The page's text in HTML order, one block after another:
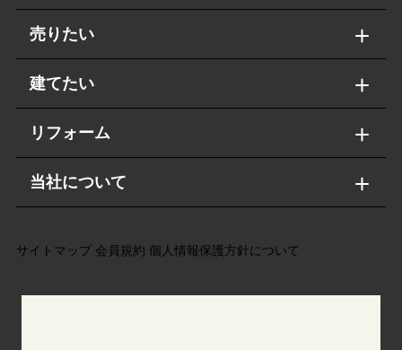
売りたい
建てたい
リフォーム
当社について
サイトマップ 会員規約 個人情報保護方針について